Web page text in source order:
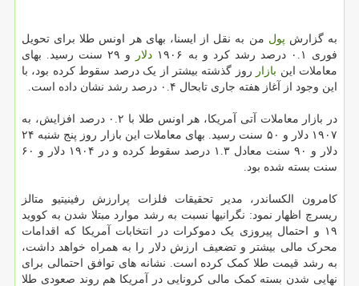
به گزارش پول من به نقل از ایسنا، بهای هر اونس طلا برای تحویل
فوری ۰.۱ درصد رشد کرد و به ۱۹۰۶
دلار
و ۲۹ سنت رسید. بهای
معاملات این بازار روز گذشته بیشتر از یک درصد سقوط کرده بود، با
این وجود از آغاز هفته جاری تابحال ۰.۴ درصد رشد نشان داده است.
در بازار معاملات آتی آمریکا، هر اونس طلا با ۰.۲ درصد افزایش، به
۱۹۰۷ دلار و ۵۰ سنت رسید. بهای معاملات این بازار روز پنج شنبه ۲۴
دلار و ۹۰ سنت معادل ۱.۳ درصد سقوط کرده و در ۱۹۰۴ دلار و ۶۰
سنت بسته شده بود.
کامرون الکساندر، مدیر تحقیقات فلزات پرارزش رفینیتیو متالز
ریسرچ اظهار نمود: نگرانیها نسبت به رشد موارد مبتلا شدن به کووید
۱۹ و احتمال پیروزی یک دموکرات در انتخابات آمریکا که اقدامات
محرک مالی بیشتر و تضعیف ارزش دلار را به همراه خواهد داشت،
به رشد قیمت طلا کمک کرده است. نشانه های توافق احتمالی برای
نهایی شدن بسته کمک مالی کرونایی در آمریکا هم روند صعودی طلا